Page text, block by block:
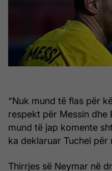
“Nuk mund të flas për
respekt për Messin dhe
mund të jap komente
ka deklaruar Tuchel për
Thirrjes së Neymar në